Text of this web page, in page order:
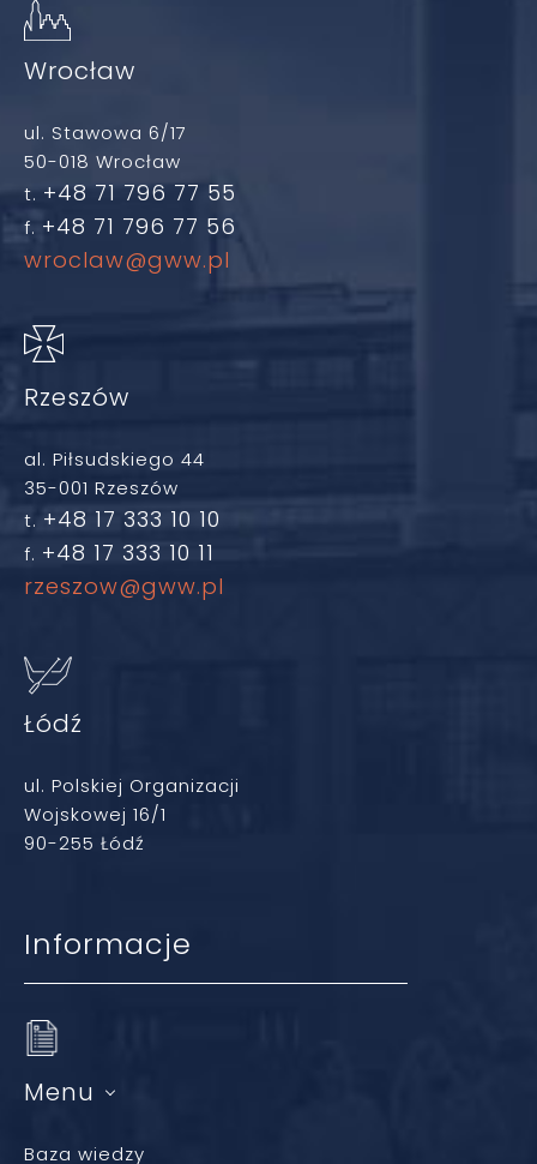
Wrocław
ul. Stawowa 6/17
50-018 Wrocław
t. +48 71 796 77 55
f. +48 71 796 77 56
wroclaw@gww.pl
Rzeszów
al. Piłsudskiego 44
35-001 Rzeszów
t. +48 17 333 10 10
f. +48 17 333 10 11
rzeszow@gww.pl
Łódź
ul. Polskiej Organizacji
Wojskowej 16/1
90-255 Łódź
Informacje
Menu
Baza wiedzy